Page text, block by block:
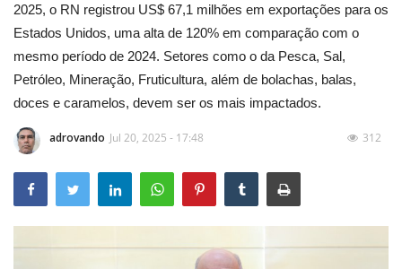
Entretenimento
Economia
Esportes
Expediente - Equipe de Jornalismo
Galeria
Geral
2025, o RN registrou US$ 67,1 milhões em exportações para os
Estados Unidos, uma alta de 120% em comparação com o
mesmo período de 2024. Setores como o da Pesca, Sal,
Petróleo, Mineração, Fruticultura, além de bolachas, balas,
doces e caramelos, devem ser os mais impactados.
adrovando Jul 20, 2025 - 17:48 312